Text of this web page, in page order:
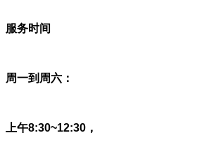
服务时间
周一到周六：
上午8:30~12:30，